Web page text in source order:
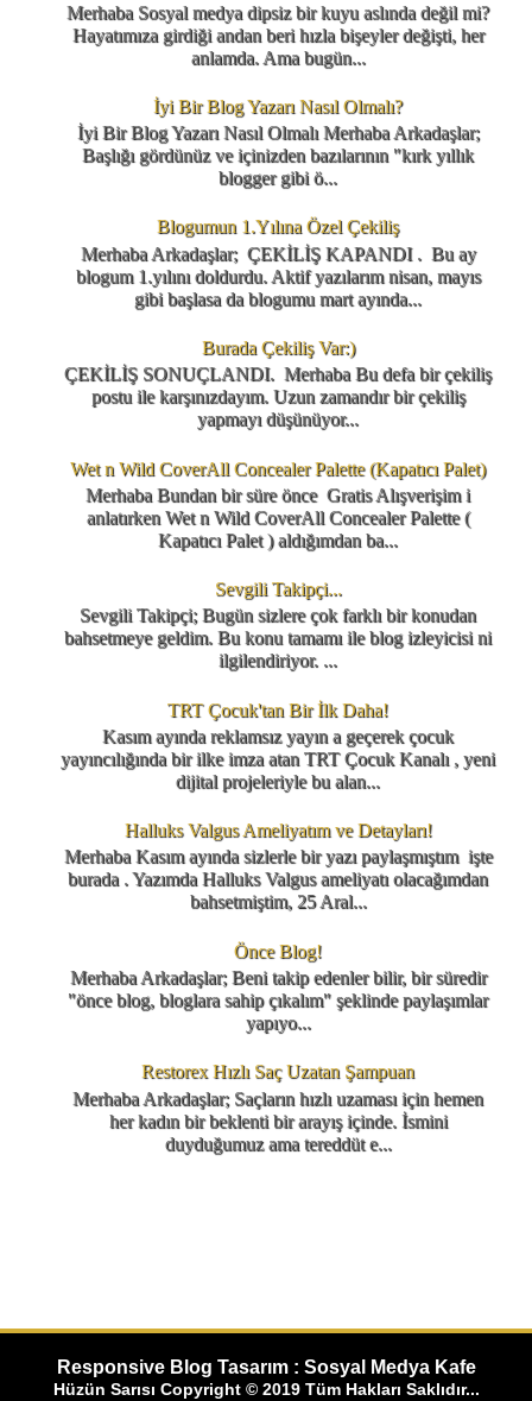
Merhaba Sosyal medya dipsiz bir kuyu aslında değil mi?
Hayatımıza girdiği andan beri hızla bişeyler değişti, her
anlamda. Ama bugün...
İyi Bir Blog Yazarı Nasıl Olmalı?
İyi Bir Blog Yazarı Nasıl Olmalı Merhaba Arkadaşlar;
Başlığı gördünüz ve içinizden bazılarının "kırk yıllık
blogger gibi ö...
Blogumun 1.Yılına Özel Çekiliş
Merhaba Arkadaşlar; ÇEKİLİŞ KAPANDI . Bu ay
blogum 1.yılını doldurdu. Aktif yazılarım nisan, mayıs
gibi başlasa da blogumu mart ayında...
Burada Çekiliş Var:)
ÇEKİLİŞ SONUÇLANDI. Merhaba Bu defa bir çekiliş
postu ile karşınızdayım. Uzun zamandır bir çekiliş
yapmayı düşünüyor...
Wet n Wild CoverAll Concealer Palette (Kapatıcı Palet)
Merhaba Bundan bir süre önce Gratis Alışverişim i
anlatırken Wet n Wild CoverAll Concealer Palette (
Kapatıcı Palet ) aldığımdan ba...
Sevgili Takipçi...
Sevgili Takipçi; Bugün sizlere çok farklı bir konudan
bahsetmeye geldim. Bu konu tamamı ile blog izleyicisi ni
ilgilendiriyor. ...
TRT Çocuk'tan Bir İlk Daha!
Kasım ayında reklamsız yayın a geçerek çocuk
yayıncılığında bir ilke imza atan TRT Çocuk Kanalı , yeni
dijital projeleriyle bu alan...
Halluks Valgus Ameliyatım ve Detayları!
Merhaba Kasım ayında sizlerle bir yazı paylaşmıştım işte
burada . Yazımda Halluks Valgus ameliyatı olacağımdan
bahsetmiştim, 25 Aral...
Önce Blog!
Merhaba Arkadaşlar; Beni takip edenler bilir, bir süredir
"önce blog, bloglara sahip çıkalım" şeklinde paylaşımlar
yapıyo...
Restorex Hızlı Saç Uzatan Şampuan
Merhaba Arkadaşlar; Saçların hızlı uzaması için hemen
her kadın bir beklenti bir arayış içinde. İsmini
duyduğumuz ama tereddüt e...
Responsive Blog Tasarım : Sosyal Medya Kafe
Hüzün Sarısı Copyright © 2019 Tüm Hakları Saklıdır...